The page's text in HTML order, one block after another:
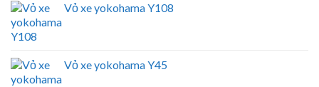
Vỏ xe yokohama Y108
Vỏ xe yokohama Y45